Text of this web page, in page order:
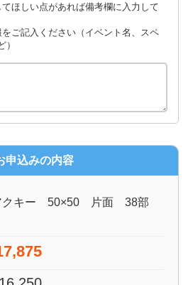
ほしい点があれば備考欄に入力して
ご記入ください（イベント名、スペ
申込みの内容
アクキー 50×50 片面 38部